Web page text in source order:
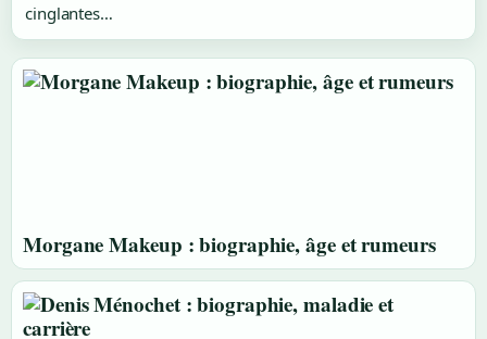
cinglantes…
Morgane Makeup : biographie, âge et rumeurs